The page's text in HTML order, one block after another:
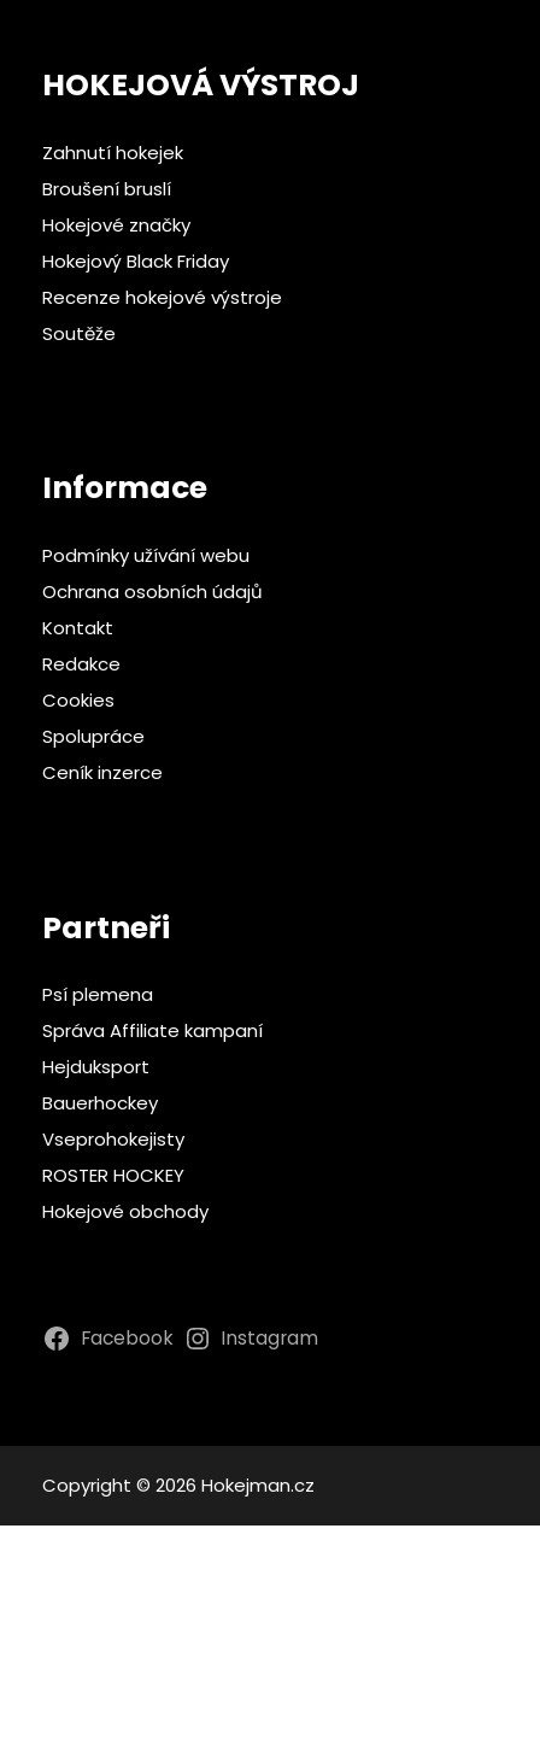
HOKEJOVÁ VÝSTROJ
Zahnutí hokejek
Broušení bruslí
Hokejové značky
Hokejový Black Friday
Recenze hokejové výstroje
Soutěže
Informace
Podmínky užívání webu
Ochrana osobních údajů
Kontakt
Redakce
Cookies
Spolupráce
Ceník inzerce
Partneři
Psí plemena
Správa Affiliate kampaní
Hejduksport
Bauerhockey
Vseprohokejisty
ROSTER HOCKEY
Hokejové obchody
Facebook Instagram
Copyright © 2026 Hokejman.cz